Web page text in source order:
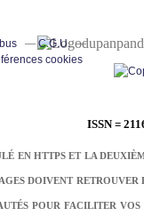
ISSN =
EN HTTPS ET LA
DOIVENT
POUR FACILITER
C.G.U.
cookies